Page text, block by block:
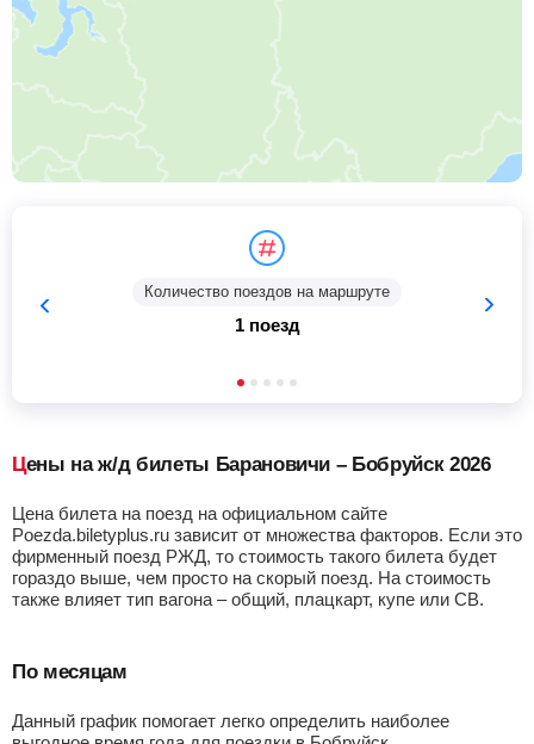
Количество поездов на маршруте
1 поезд
Цены на ж/д билеты Барановичи – Бобруйск 2026
Цена билета на поезд на официальном сайте
Poezda.biletyplus.ru зависит от множества факторов. Если это
фирменный поезд РЖД, то стоимость такого билета будет
гораздо выше, чем просто на скорый поезд. На стоимость
также влияет тип вагона – общий, плацкарт, купе или СВ.
По месяцам
Данный график помогает легко определить наиболее